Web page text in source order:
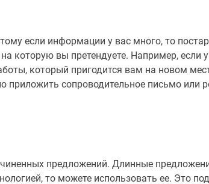
если информации у вас много, то
которую вы претендуете. Например, если
который пригодится вам на новом
приложить сопроводительное письмо или
предложений. Длинные
то можете использовать ее. Это